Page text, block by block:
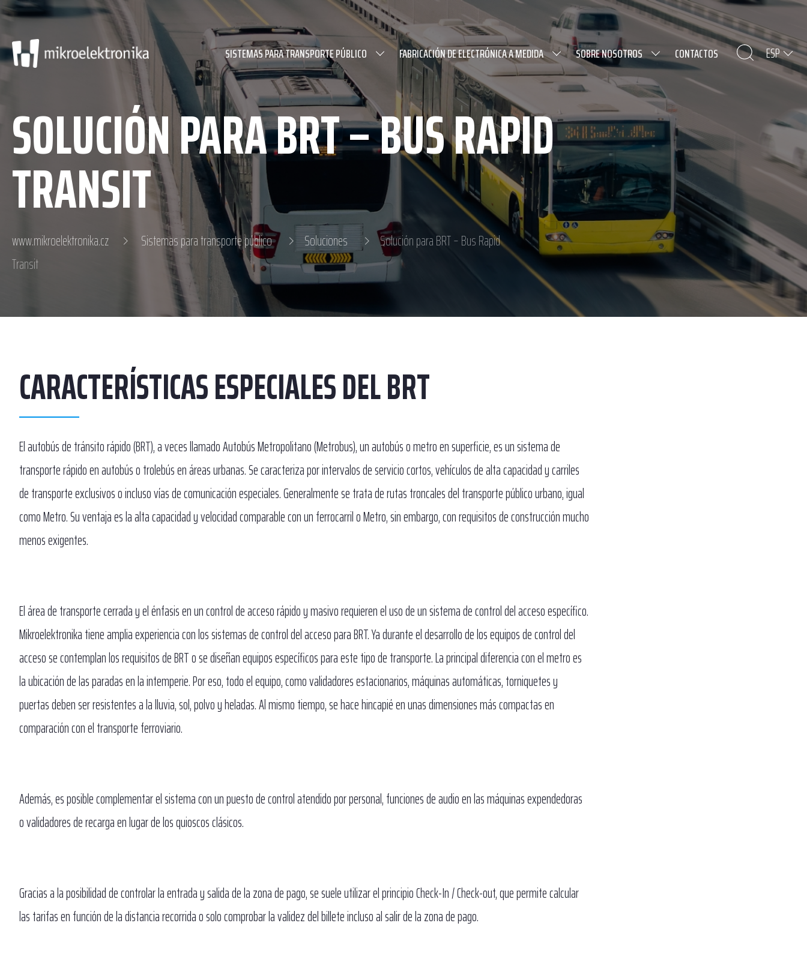
SISTEMAS PARA TRANSPORTE PÚBLICO FABRICACIÓN DE ELECTRÓNICA A MEDIDA SOBRE NOSOTROS CONTACTOS ESP
SOLUCIÓN PARA BRT – BUS RAPID
TRANSIT
www.mikroelektronika.cz Sistemas para transporte público Soluciones
Solución para BRT – Bus Rapid
Transit
CARACTERÍSTICAS ESPECIALES DEL BRT
El autobús de tránsito rápido (BRT), a veces llamado Autobús Metropolitano (Metrobus), un autobús o metro en superficie, es un sistema de
transporte rápido en autobús o trolebús en áreas urbanas. Se caracteriza por intervalos de servicio cortos, vehículos de alta capacidad y carriles
de transporte exclusivos o incluso vías de comunicación especiales. Generalmente se trata de rutas troncales del transporte público urbano, igual
como Metro. Su ventaja es la alta capacidad y velocidad comparable con un ferrocarril o Metro, sin embargo, con requisitos de construcción mucho
menos exigentes.
El área de transporte cerrada y el énfasis en un control de acceso rápido y masivo requieren el uso de un sistema de control del acceso específico.
Mikroelektronika tiene amplia experiencia con los sistemas de control del acceso para BRT. Ya durante el desarrollo de los equipos de control del
acceso se contemplan los requisitos de BRT o se diseñan equipos específicos para este tipo de transporte. La principal diferencia con el metro es
la ubicación de las paradas en la intemperie. Por eso, todo el equipo, como validadores estacionarios, máquinas automáticas, torniquetes y
puertas deben ser resistentes a la lluvia, sol, polvo y heladas. Al mismo tiempo, se hace hincapié en unas dimensiones más compactas en
comparación con el transporte ferroviario.
Además, es posible complementar el sistema con un puesto de control atendido por personal, funciones de audio en las máquinas expendedoras
o validadores de recarga en lugar de los quioscos clásicos.
Gracias a la posibilidad de controlar la entrada y salida de la zona de pago, se suele utilizar el principio Check-In / Check-out, que permite calcular
las tarifas en función de la distancia recorrida o solo comprobar la validez del billete incluso al salir de la zona de pago.